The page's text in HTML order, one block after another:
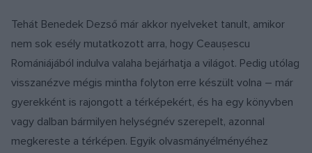
Tehát Benedek Dezső már akkor nyelveket tanult, amikor
nem sok esély mutatkozott arra, hogy Ceaușescu
Romániájából indulva valaha bejárhatja a világot. Pedig utólag
visszanézve mégis mintha folyton erre készült volna – már
gyerekként is rajongott a térképekért, és ha egy könyvben
vagy dalban bármilyen helységnév szerepelt, azonnal
megkereste a térképen. Egyik olvasmányélményéhez